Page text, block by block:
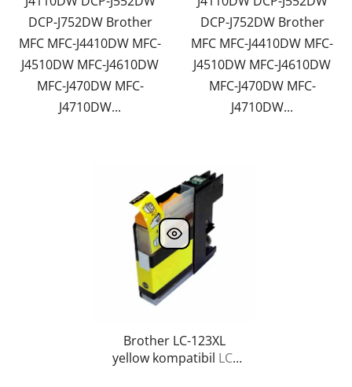
DCP-J752DW Brother
MFC MFC-J4410DW MFC-
J4510DW MFC-J4610DW
MFC-J470DW MFC-
J4710DW...
DCP-J752DW Brother
MFC MFC-J4410DW MFC-
J4510DW MFC-J4610DW
MFC-J470DW MFC-
J4710DW...
Brother LC-123XL
yellow kompatibil LC-